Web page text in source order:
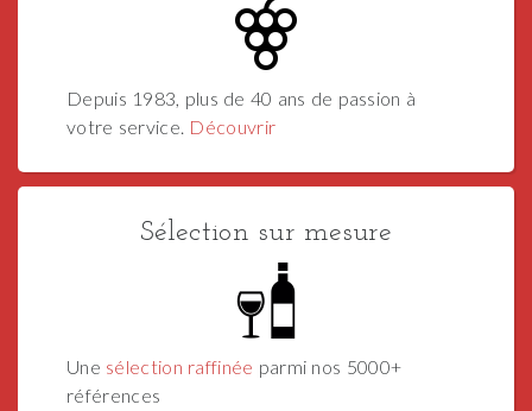
Depuis 1983, plus de 40 ans de passion à
votre service. Découvrir
Sélection sur mesure
Une sélection raffinée parmi nos 5000+
références